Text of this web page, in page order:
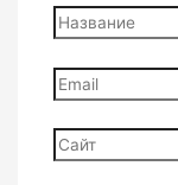
Название
Email
Сайт